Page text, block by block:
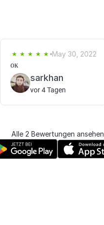
May 30, 2022
ок
sarkhan
vor 4 Tagen
Alle 2 Bewertungen ansehen